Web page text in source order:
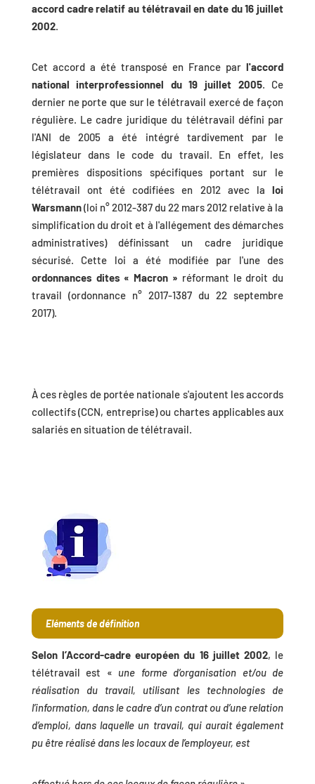
accord cadre relatif au télétravail en date du 16 juillet
2002.
Cet accord a été transposé en France parl'accord
national interprofessionnel du 19 juillet 2005. Ce
dernier ne porte que sur le télétravail exercé de façon
régulière. Le cadre juridique du télétravail défini par
l'ANI de 2005 a été intégré tardivement par le
législateur dans le code du travail. En effet, les
premières dispositions spécifiques portant sur le
télétravail ont été codifiées en 2012 avec la loi
Warsmann(loi n° 2012-387 du 22 mars 2012 relative à la
simplification du droit et à l'allégement des démarches
administratives) définissant un cadre juridique
sécurisé. Cette loi a été modifiée par l'une des
ordonnances dites « Macron » réformant le droit du
travail (ordonnance n° 2017-1387 du 22 septembre
2017).
À ces règles de portée nationale s'ajoutent les accords
collectifs (CCN, entreprise) ou chartes applicables aux
salariés en situation de télétravail.
Eléments de définition
Selon l’Accord-cadre européen du 16 juillet 2002, le
télétravail est « une forme d’organisation et/ou de
réalisation du travail, utilisant les technologies de
l’information, dans le cadre d’un contrat ou d’une relation
d’emploi, dans laquelle un travail, qui aurait également
pu être réalisé dans les locaux de l’employeur, est